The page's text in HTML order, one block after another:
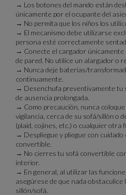
→ Los botones del mando están
únicamente por el ocupante del
→ No permita que los niños los
→ El mecanismo debe utilizarse
persona esté correctamente
→ Conecte el cargador
de pared. No utilice un alargador o
→ Nunca deje baterías/
continuamente.
→ Desenchufa preventivamente tu
de ausencia prolongada.
→ Como precaución, nunca
vigilancia, cerca de su sofá/sillón o
(plaid, cojines, etc.) o cualquier otra
→ Despliegue y pliegue con cuidado
convertible.
→ No cierres tu sofá convertible
interior.
→ En general, al utilizar las
asegúrese de que nada
sillón/sofá.